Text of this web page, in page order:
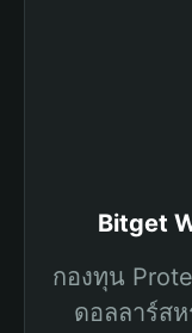
Bitget
กองทุน
ดอลลาร์ส